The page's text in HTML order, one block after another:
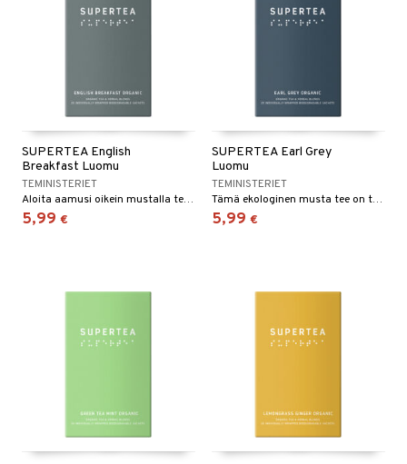
SUPERTEA English
Breakfast Luomu
TEMINISTERIET
Aloita aamusi oikein mustalla teellämme.
5,99 €
SUPERTEA Earl Grey
Luomu
TEMINISTERIET
Tämä ekologinen musta tee on täydellinen tapa tehdä aamuista valoisampia ja iltapäivistä maukkaampia.
5,99 €